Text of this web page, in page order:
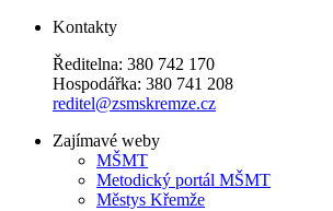
Kontakty
Ředitelna: 380 742 170
Hospodářka: 380 741 208
reditel@zsmskremze.cz
Zajímavé weby
MŠMT
Metodický portál MŠMT
Městys Křemže